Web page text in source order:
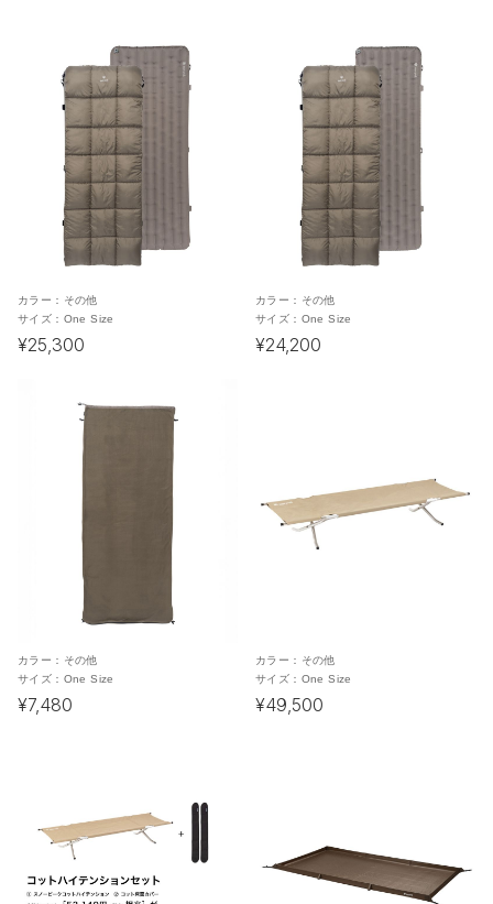
カラー： その他
サイズ： One Size
¥25,300
カラー： その他
サイズ： One Size
¥24,200
カラー： その他
サイズ： One Size
¥7,480
カラー： その他
サイズ： One Size
¥49,500